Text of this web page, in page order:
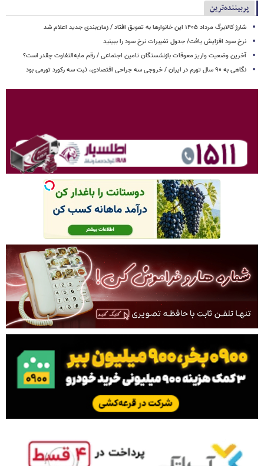
پربیننده‌ترین
شارژ کالابرگ مرداد ۱۴۰۵ این خانوارها به تعویق افتاد / زمان‌بندی جدید اعلام شد
نرخ سود افزایش یافت/ جدول تغییرات نرخ سود را ببینید
آخرین وضعیت واریز معوقات بازنشستگان تامین اجتماعی / رقم مابه‌التفاوت چقدر است؟
نگاهی به ۹۰ سال تورم در ایران / خروجی سه جراحی اقتصادی، ثبت سه رکورد تورمی بود